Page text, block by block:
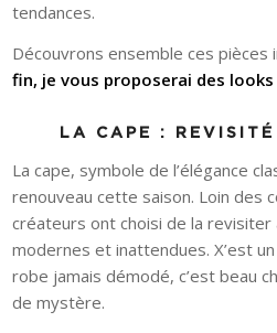
tendances.
Découvrons ensemble ces pièces
fin, je vous proposerai des
LA CAPE : REVISITÉ
La cape, symbole de l’élégance
renouveau cette saison. Loin des
créateurs ont choisi de la revisiter
modernes et inattendues. X’est
robe jamais démodé, c’est beau
de mystère.